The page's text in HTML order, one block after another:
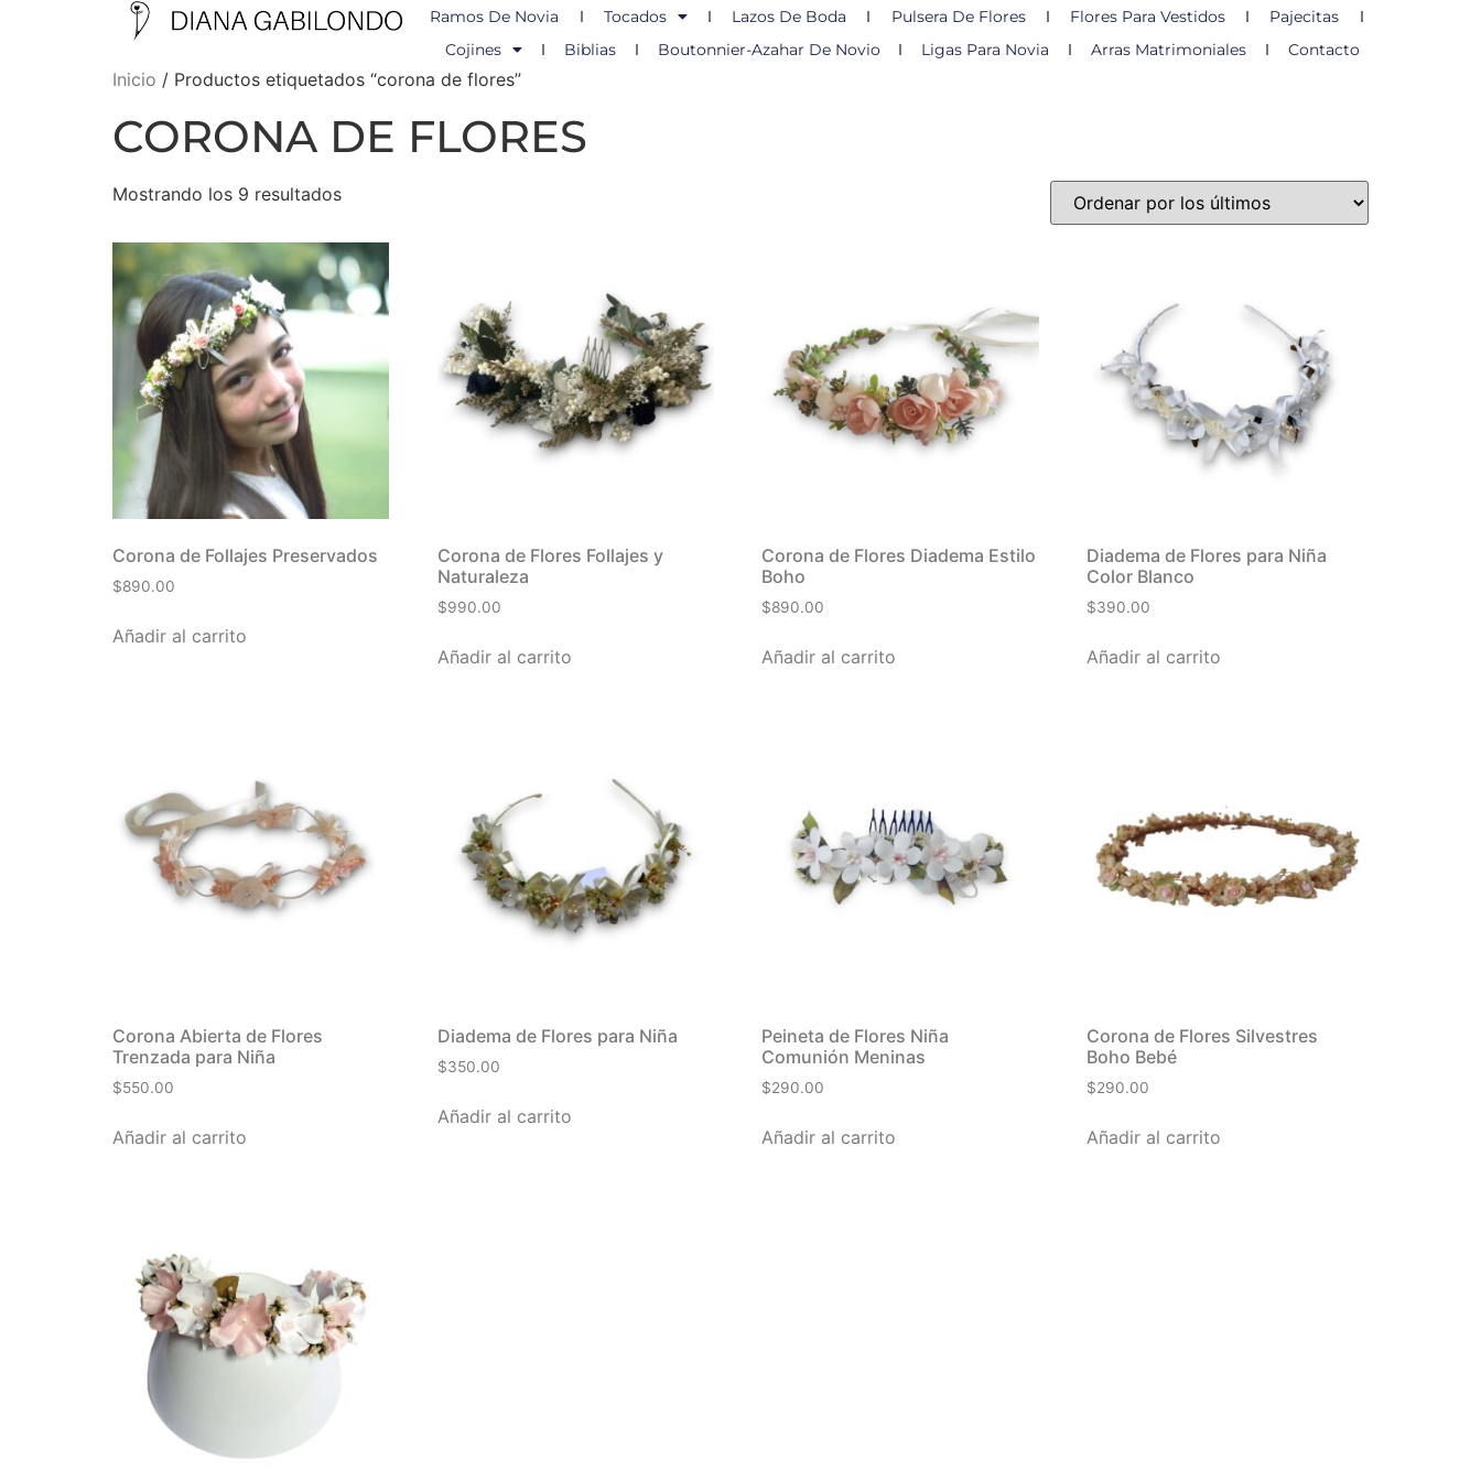
Ramos De Novia Tocados Lazos De Boda Pulsera De Flores Flores Para Vestidos
Pajecitas
Cojines
Biblias Boutonnier-Azahar De Novio Ligas Para Novia Arras Matrimoniales Contacto
Inicio / Productos etiquetados “corona de flores”
CORONA DE FLORES
Mostrando los 9 resultados
Corona de Follajes Preservados
$890.00
Añadir al carrito
Corona de Flores Follajes y
Naturaleza
$990.00
Añadir al carrito
Corona de Flores Diadema Estilo
Boho
$890.00
Añadir al carrito
Diadema de Flores para Niña
Color Blanco
$390.00
Añadir al carrito
Corona Abierta de Flores
Trenzada para Niña
$550.00
Añadir al carrito
Diadema de Flores para Niña
$350.00
Añadir al carrito
Peineta de Flores Niña
Comunión Meninas
$290.00
Añadir al carrito
Corona de Flores Silvestres
Boho Bebé
$290.00
Añadir al carrito